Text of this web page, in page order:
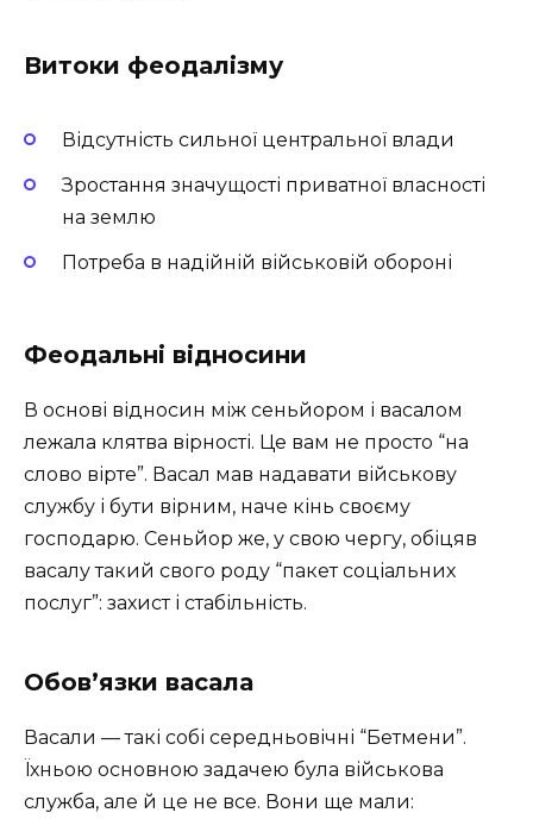
Витоки феодалізму
Відсутність сильної центральної влади
Зростання значущості приватної власності
на землю
Потреба в надійній військовій обороні
Феодальні відносини
В основі відносин між сеньйором і васалом
лежала клятва вірності. Це вам не просто “на
слово вірте”. Васал мав надавати військову
службу і бути вірним, наче кінь своєму
господарю. Сеньйор же, у свою чергу, обіцяв
васалу такий свого роду “пакет соціальних
послуг”: захист і стабільність.
Обов’язки васала
Васали — такі собі середньовічні “Бетмени”.
Їхньою основною задачею була військова
служба, але й це не все. Вони ще мали: